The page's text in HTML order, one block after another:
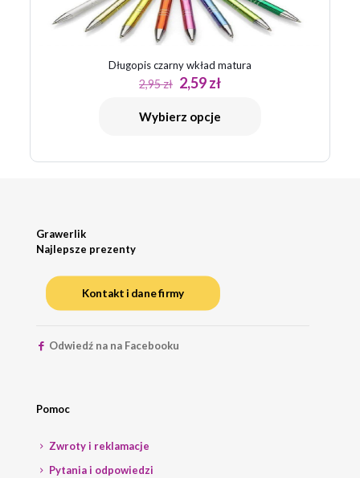
Długopis czarny wkład matura
2,95zł Pierwotna
wynosiła:
2,95 zł.
2,59złAktualna
Wybierz opcje
Grawerlik
Najlepsze prezenty
Kontakt i dane firmy
Odwiedź na na Facebooku
Pomoc
Zwroty i reklamacje
Pytania i odpowiedzi